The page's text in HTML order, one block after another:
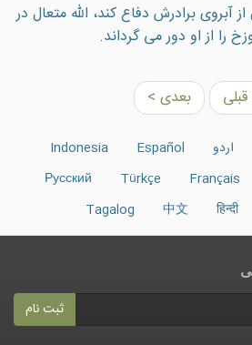
آبروی برادرش دفاع کند، الله متعال در
را از او دور می گرداند.
بعدی >
اردو Español
Indonesia
Français
Türkçe
Русский
हिन्दी
中文
Tagalog
ثبت نام